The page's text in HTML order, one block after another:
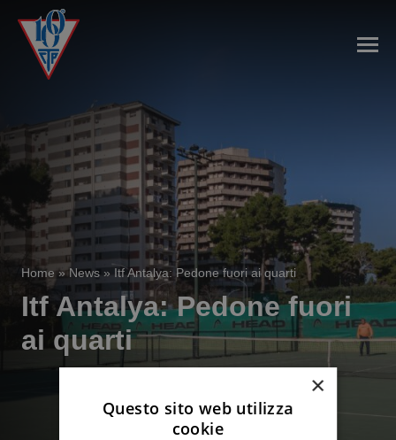
Home»News» Itf Antalya: Pedone fuori ai quarti
Itf Antalya: Pedone fuori
ai quarti
×
Questo sito web utilizza
cookie